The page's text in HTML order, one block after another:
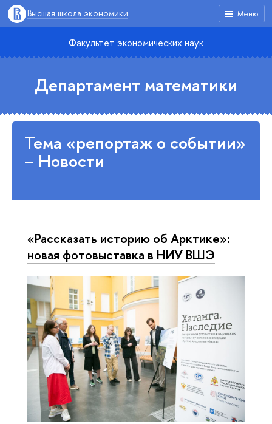
Меню
Высшая школа экономики
Факультет экономических наук
Департамент математики
Тема «репортаж о событии»
– Новости
«Рассказать историю об Арктике»:
новая фотовыставка в НИУ ВШЭ